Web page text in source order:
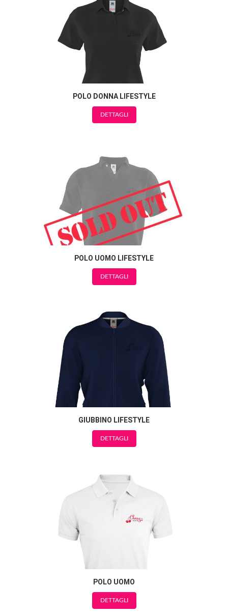
POLO DONNA LIFESTYLE
DETTAGLI
POLO UOMO LIFESTYLE
DETTAGLI
GIUBBINO LIFESTYLE
DETTAGLI
POLO UOMO
DETTAGLI